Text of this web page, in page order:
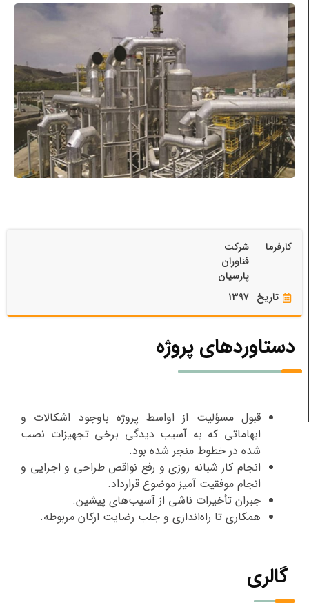
کارفرما
شرکت
فناوران
پارسیان
تاریخ 1397
دستاوردهای پروژه
قبول مسؤلیت از اواسط پروژه باوجود اشکالات و
ابهاماتی که به آسیب دیدگی برخی تجهیزات نصب
شده در خطوط منجر شده بود.
انجام کار شبانه روزی و رفع نواقص طراحی و اجرایی و
انجام موفقیت آمیز موضوع قرارداد.
جبران تأخیرات ناشی از آسیب‌های پیشین.
همکاری تا راه‌اندازی و جلب رضایت ارکان مربوطه.
گالری